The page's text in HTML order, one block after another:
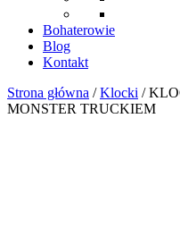
Bohaterowie
Blog
Kontakt
Strona główna /Klocki /
MONSTER TRUCKIEM